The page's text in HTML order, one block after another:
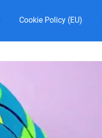
Cookie Policy (EU)